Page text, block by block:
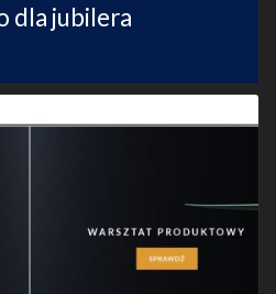
dla jubilera